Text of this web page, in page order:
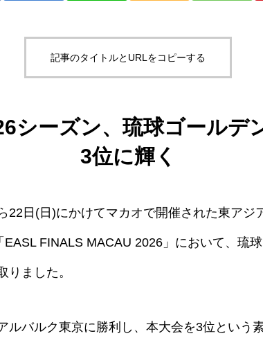
記事のタイトルとURLをコピーする
シーズン、琉球ゴールデ
3位に輝く
22日(日)にかけてマカオで開催された東アジ
FINALS MACAU 2026」において、琉
りました。
ルバルク東京に勝利し、本大会を3位という